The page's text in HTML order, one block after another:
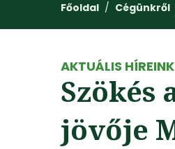
Főoldal / Cégünkről
AKTUÁLIS HÍREINK
Szökés
jövője